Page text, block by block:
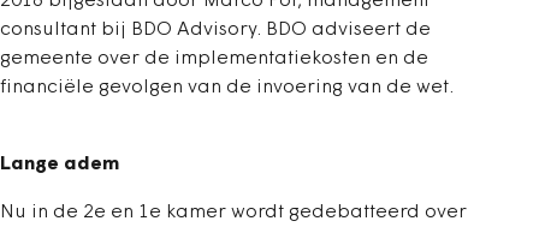
consultant bij BDO Advisory. BDO adviseert de
gemeente over de implementatiekosten en de
financiële gevolgen van de invoering van de wet.
Lange adem
Nu in de 2e en 1e kamer wordt gedebatteerd over